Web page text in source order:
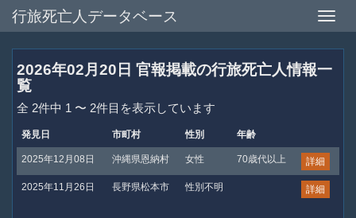
Toggle
行旅死亡人データベース
2026年02月20日 官報掲載の行旅死亡人情報一
覧
全 2件中 1 〜 2件目を表示しています
発見日 市町村 性別 年齢
2025年12月08日 沖縄県恩納村 女性 70歳代以上 詳細
2025年11月26日 長野県松本市 性別不明 詳細